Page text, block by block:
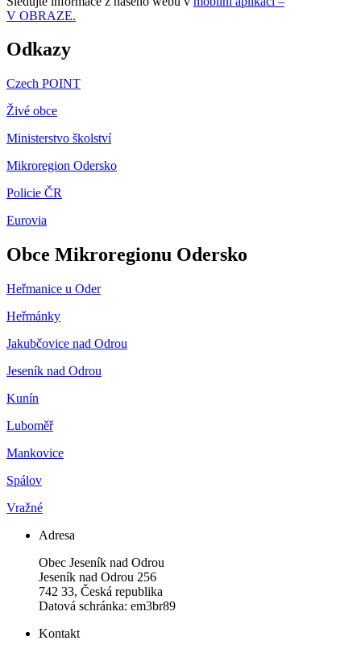
V OBRAZE.
Odkazy
Czech POINT
Živé obce
Ministerstvo školství
Mikroregion Odersko
Policie ČR
Eurovia
Obce Mikroregionu Odersko
Heřmanice u Oder
Heřmánky
Jakubčovice nad Odrou
Jeseník nad Odrou
Kunín
Luboměř
Mankovice
Spálov
Vražné
Adresa
Obec Jeseník nad Odrou
Jeseník nad Odrou 256
742 33, Česká republika
Datová schránka: em3br89
Kontakt